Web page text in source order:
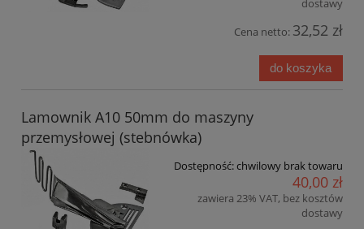
dostawy
Cena netto: 32,52 zł
do koszyka
Lamownik A10 50mm do maszyny
przemysłowej (stebnówka)
Dostępność:chwilowy brak towaru
40,00 zł
zawiera 23% VAT, bez kosztów
dostawy